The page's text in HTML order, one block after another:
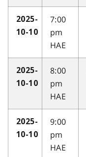
2025-
10-10
7:00
pm
HAE
2025-
10-10
8:00
pm
HAE
2025-
10-10
9:00
pm
HAE